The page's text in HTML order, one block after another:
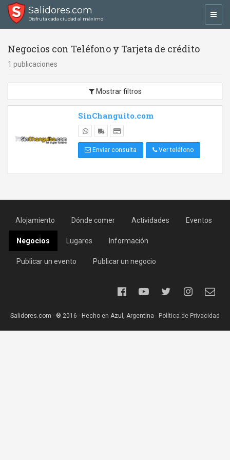
Salidores.com
Disfrutá cada ciudad al máximo
Negocios con Teléfono y Tarjeta de crédito
1 publicaciones
Mostrar filtros
SinChanguito.com
Enviar consulta Ver teléfono
Alojamiento Dónde comer Actividades Eventos
Negocios Lugares Información
Publicar un evento Publicar un negocio
Salidores.com - ® 2016 - Hecho en Azul, Argentina - Política de Privacidad